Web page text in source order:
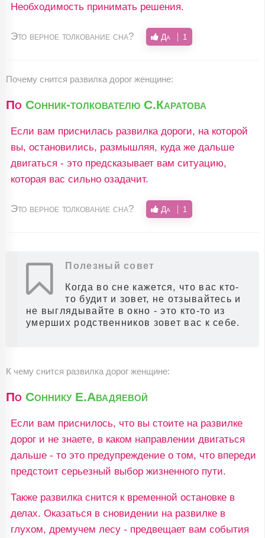
Необходимость принимать решения.
Это верное толкование сна? Да 1
Почему снится развилка дорог женщине:
По Сонник-толкователю С.Каратова
Если вам приснилась развилка дороги, на которой
вы, остановились, размышляя, куда же дальше
двигаться - это предсказывает вам ситуацию,
которая вас сильно озадачит.
Это верное толкование сна? Да 1
Полезный совет
Когда во сне кажется, что вас кто-
то будит и зовет, не отзывайтесь и
не выглядывайте в окно - это кто-то из
умерших родственников зовет вас к себе.
К чему снится развилка дорог женщине:
По Соннику Е.Авадяевой
Если вам приснилось, что вы стоите на развилке
дорог и не знаете, в каком направлении двигаться
дальше - то это предупреждение о том, что впереди
предстоит серьезный выбор жизненного пути.
Также развилка снится к временной остановке в
делах. Оказаться в сновидении на развилке в
глухом, дремучем лесу - предвещает вам события